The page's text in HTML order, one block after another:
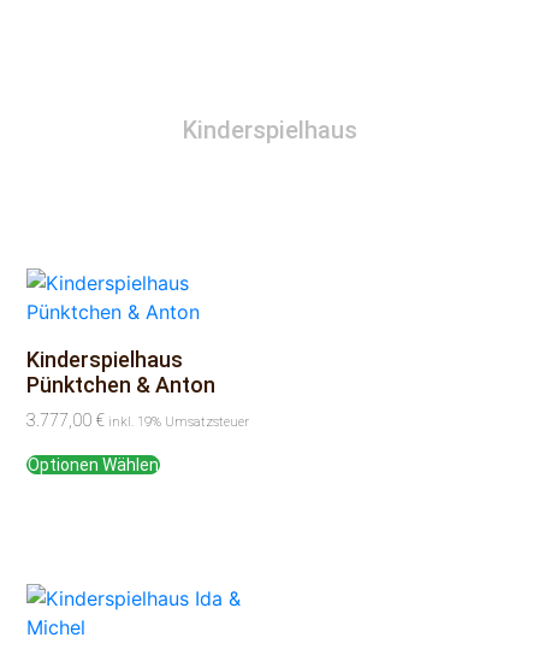
Kinderspielhaus
Kinderspielhaus
Pünktchen & Anton
3.777,00 € inkl. 19% Umsatzsteuer
Optionen Wählen